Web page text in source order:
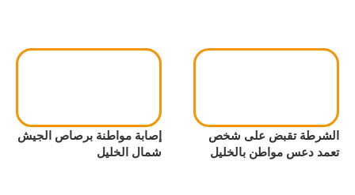
الشرطة تقبض على شخص
تعمد دعس مواطن بالخليل
إصابة مواطنة برصاص الجيش
شمال الخليل